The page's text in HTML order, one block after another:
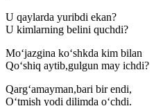
U qaylarda yuribdi ekan?
U kimlarning belini quchdi?
Mo‘jazgina ko‘shkda kim bilan
Qo‘shiq aytib,gulgun may ichdi?
Qarg‘amayman,bari bir endi,
O‘tmish yodi dilimda o‘chdi.